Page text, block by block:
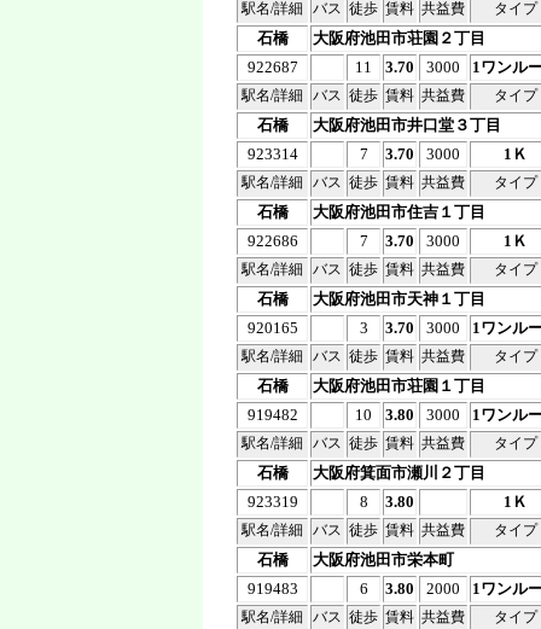
駅名/詳細 バス 徒歩 賃料 共益費 タイプ
石橋
大阪府池田市荘園２丁目
922687
11 3.70 3000 1ワンル
駅名/詳細 バス 徒歩 賃料 共益費 タイプ
石橋
大阪府池田市井口堂３丁目
923314
7 3.70 3000 1Ｋ
駅名/詳細 バス 徒歩 賃料 共益費 タイプ
石橋
大阪府池田市住吉１丁目
922686
7 3.70 3000 1Ｋ
駅名/詳細 バス 徒歩 賃料 共益費 タイプ
石橋
大阪府池田市天神１丁目
920165
3 3.70 3000 1ワンル
駅名/詳細 バス 徒歩 賃料 共益費 タイプ
石橋
大阪府池田市荘園１丁目
919482
10 3.80 3000 1ワンル
駅名/詳細 バス 徒歩 賃料 共益費 タイプ
石橋
大阪府箕面市瀬川２丁目
923319
8 3.80 1Ｋ
駅名/詳細 バス 徒歩 賃料 共益費 タイプ
石橋
大阪府池田市栄本町
919483
6 3.80 2000 1ワンル
駅名/詳細 バス 徒歩 賃料 共益費 タイプ